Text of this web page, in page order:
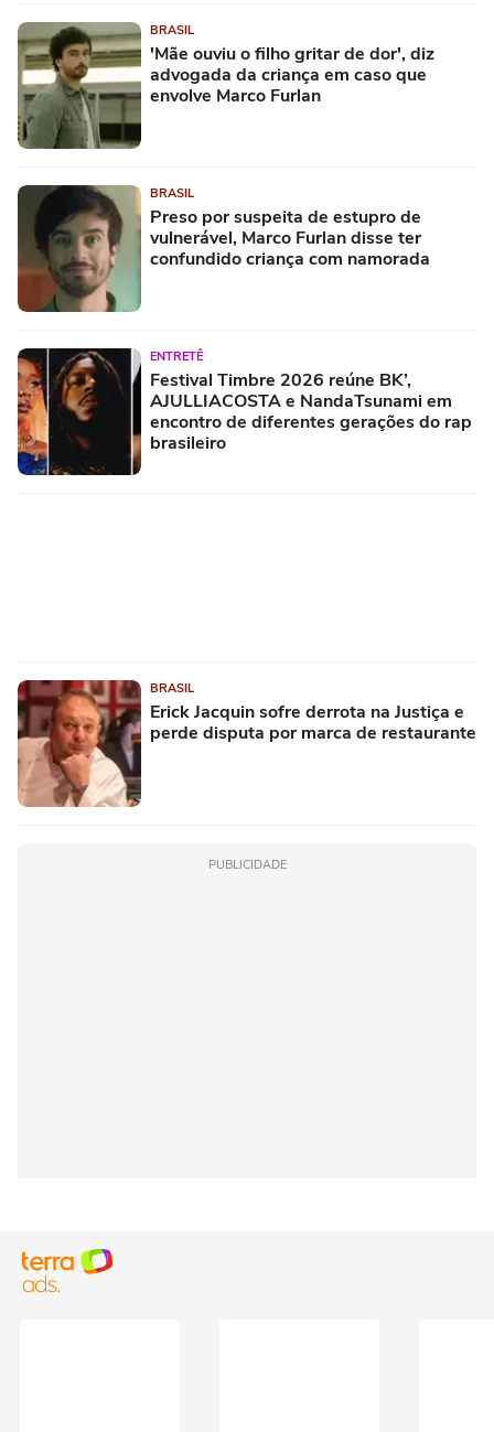
BRASIL
'Mãe ouviu o filho gritar de dor', diz
advogada da criança em caso que
envolve Marco Furlan
BRASIL
Preso por suspeita de estupro de
vulnerável, Marco Furlan disse ter
confundido criança com namorada
ENTRETÊ
Festival Timbre 2026 reúne BK’,
AJULLIACOSTA e NandaTsunami em
encontro de diferentes gerações do rap
brasileiro
BRASIL
Erick Jacquin sofre derrota na Justiça e
perde disputa por marca de restaurante
PUBLICIDADE